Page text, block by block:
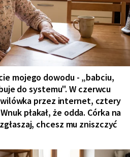
mojego dowodu - „babciu,
do systemu". W czerwcu
przez internet, cztery
płakał, że odda. Córka na
chcesz mu zniszczyć